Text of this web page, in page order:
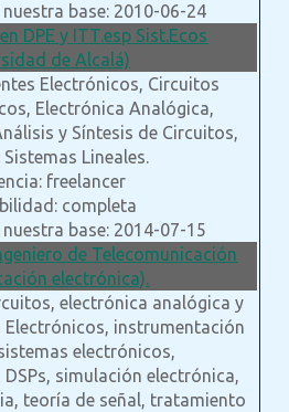
base: 2010-06-24
DPE y ITT.esp Sist.Ecos
de Alcalá)
Electrónicos, Circuitos
Electrónica Analógica,
y Síntesis de Circuitos,
Sistemas Lineales.
freelancer
completa
base: 2014-07-15
de Telecomunicación
electrónica).
electrónica analógica y
instrumentación
electrónicos,
simulación electrónica,
teoría de señal, tratamiento